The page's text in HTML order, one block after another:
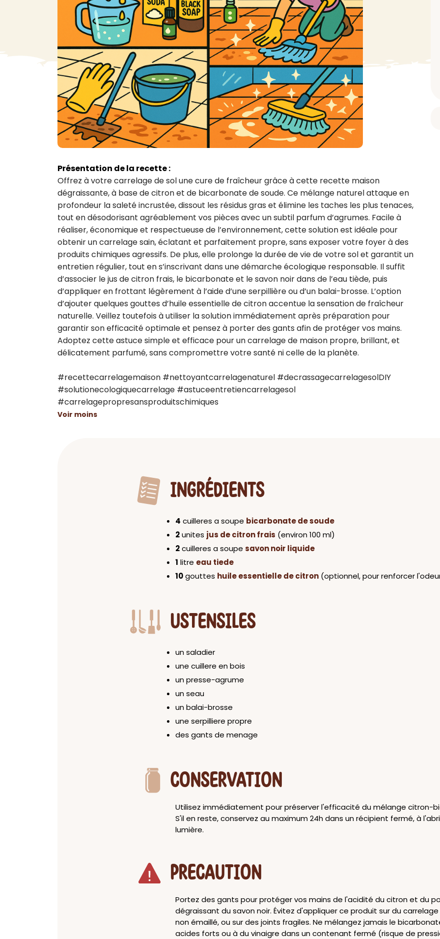
VAISELLE
Liquide Vaiselle
Entretien Lave Vaiselle
Autre
> Voir tout
DIVERS
Spécial Covid
Automobile
Insecticide
Objet
Autre
> Voir tout
BAIN ET DOUCHE
Gel douche
Savon
Huile de bain
Pain moussant
Bombe de bain
Autre
> Voir tout
Spray corporel
Présentation de la recette :
Offrez à votre carrelage de sol une cure de fraîcheur grâce à cette recette maison
dégraissante, à base de citron et de bicarbonate de soude. Ce mélange naturel attaque en
profondeur la saleté incrustée, dissout les résidus gras et élimine les taches les plus tenaces,
tout en désodorisant agréablement vos pièces avec un subtil parfum d’agrumes. Facile à
réaliser, économique et respectueuse de l’environnement, cette solution est idéale pour
obtenir un carrelage sain, éclatant et parfaitement propre, sans exposer votre foyer à des
produits chimiques agressifs. De plus, elle prolonge la durée de vie de votre sol et garantit un
entretien régulier, tout en s’inscrivant dans une démarche écologique responsable. Il suffit
d’associer le jus de citron frais, le bicarbonate et le savon noir dans de l’eau tiède, puis
d’appliquer en frottant légèrement à l’aide d’une serpillière ou d’un balai-brosse. L’option
d’ajouter quelques gouttes d’huile essentielle de citron accentue la sensation de fraîcheur
naturelle. Veillez toutefois à utiliser la solution immédiatement après préparation pour
garantir son efficacité optimale et pensez à porter des gants afin de protéger vos mains.
Adoptez cette astuce simple et efficace pour un carrelage de maison propre, brillant, et
délicatement parfumé, sans compromettre votre santé ni celle de la planète.
#recettecarrelagemaison #nettoyantcarrelagenaturel #decrassagecarrelagesolDIY
#solutionecologiquecarrelage #astuceentretiencarrelagesol
#carrelagepropresansproduitschimiques
Voir moins
INGRÉDIENTS
4 cuilleres a soupe bicarbonate de soude
2unites jus de citron frais (environ 100 ml)
2cuilleres a soupe savon noir liquide
1 litre eau tiede
10gouttes huile essentielle de citron (optionnel, pour renforcer
USTENSILES
un saladier
une cuillere en bois
un presse-agrume
un seau
un balai-brosse
une serpilliere propre
des gants de menage
CONSERVATION
Utilisez immédiatement pour préserver l'efficacité du mélange citron-
S'il en reste, conservez au maximum 24h dans un récipient fermé, à
lumière.
PRECAUTION
Portez des gants pour protéger vos mains de l'acidité du citron et du
dégraissant du savon noir. Évitez d'appliquer ce produit sur du
non émaillé, ou sur des joints fragiles. Ne mélangez jamais le
acides forts ou à du vinaigre dans un contenant fermé (risque de